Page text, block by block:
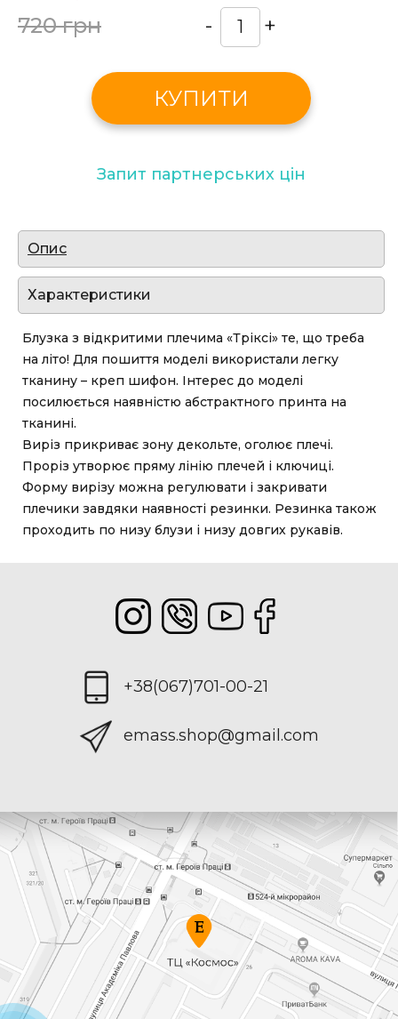
720 грн
- +
КУПИТИ
Запит партнерських цін
Опис
Характеристики
Блузка з відкритими плечима «Тріксі» те, що треба
на літо! Для пошиття моделі використали легку
тканину – креп шифон. Інтерес до моделі
посилюється наявністю абстрактного принта на
тканині.
Виріз прикриває зону декольте, оголює плечі.
Проріз утворює пряму лінію плечей і ключиці.
Форму вирізу можна регулювати і закривати
плечики завдяки наявності резинки. Резинка також
проходить по низу блузи і низу довгих рукавів.
+38(067)701-00-21
emass.shop@gmail.com